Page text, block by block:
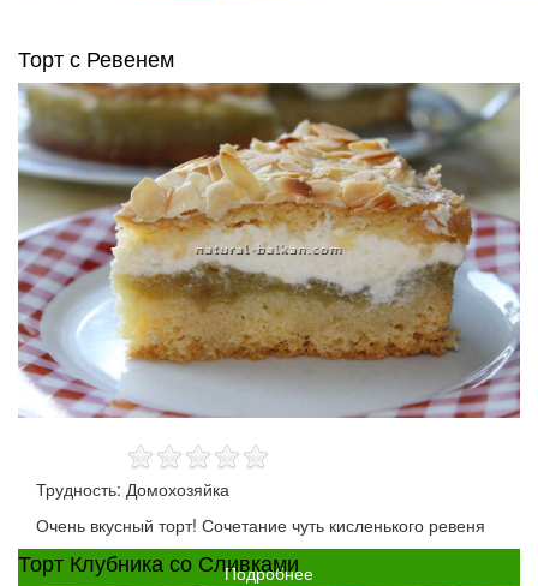
Торт с Ревенем
Трудность: Домохозяйка
Очень вкусный торт! Сочетание чуть кисленького ревеня
Подробнее
Торт Клубника со Сливками